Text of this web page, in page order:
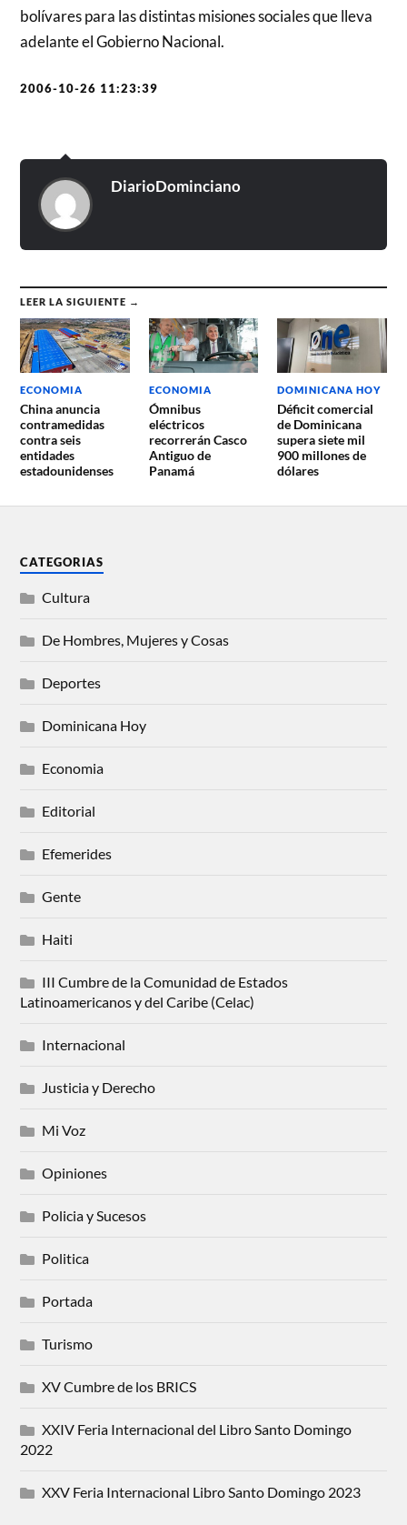
bolívares para las distintas misiones sociales que lleva
adelante el Gobierno Nacional.
2006-10-26 11:23:39
DiarioDominciano
LEER LA SIGUIENTE →
ECONOMIA
China anuncia
contramedidas
contra seis
entidades
estadounidenses
ECONOMIA
Ómnibus
eléctricos
recorrerán Casco
Antiguo de
Panamá
DOMINICANA HOY
Déficit comercial
de Dominicana
supera siete mil
900 millones de
dólares
CATEGORIAS
Cultura
De Hombres, Mujeres y Cosas
Deportes
Dominicana Hoy
Economia
Editorial
Efemerides
Gente
Haiti
III Cumbre de la Comunidad de Estados
Latinoamericanos y del Caribe (Celac)
Internacional
Justicia y Derecho
Mi Voz
Opiniones
Policia y Sucesos
Politica
Portada
Turismo
XV Cumbre de los BRICS
XXIV Feria Internacional del Libro Santo Domingo
2022
XXV Feria Internacional Libro Santo Domingo 2023